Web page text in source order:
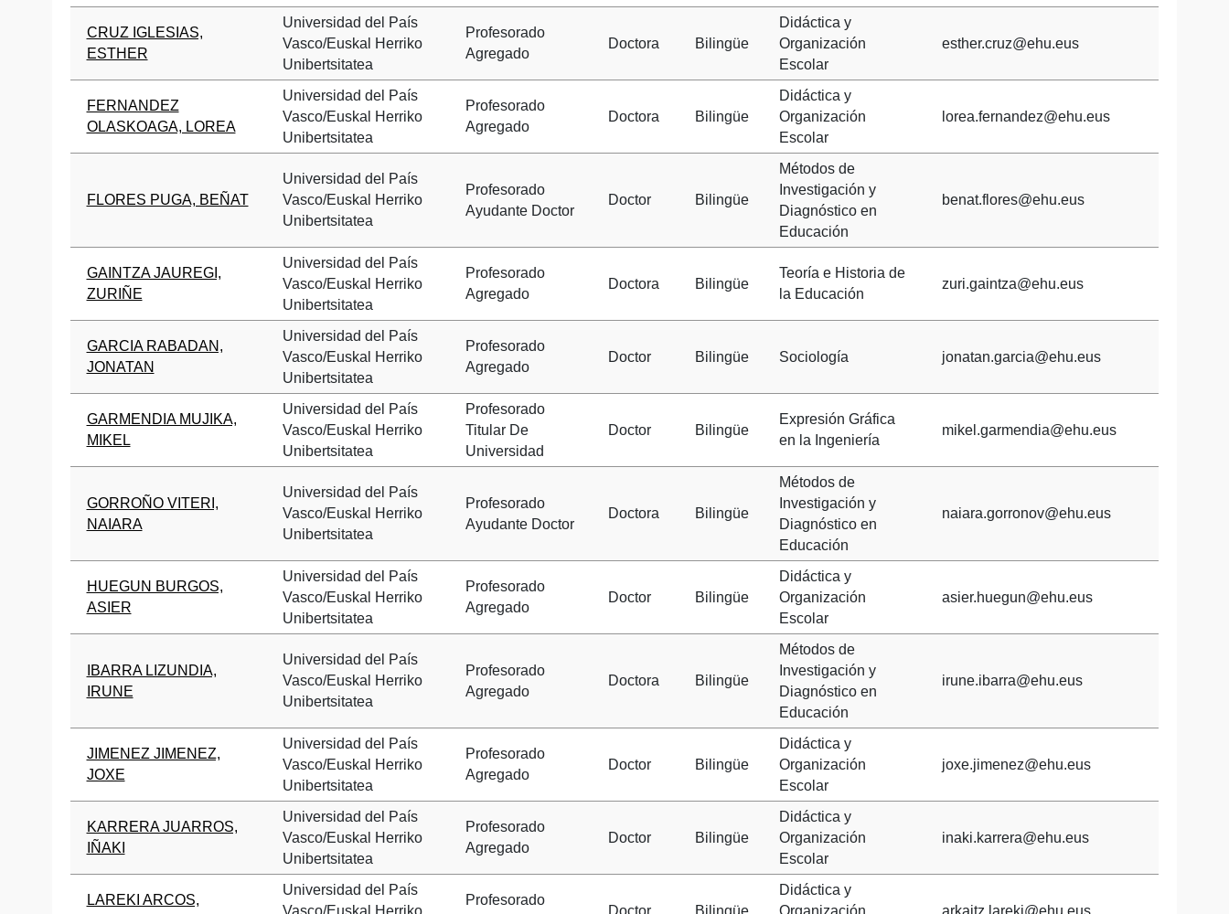
CRUZ IGLESIAS,
ESTHER
Universidad del País
Vasco/Euskal Herriko
Unibertsitatea
Profesorado
Agregado
Doctora Bilingüe
Didáctica y
Organización
Escolar
esther.cruz@ehu.eus
FERNANDEZ
OLASKOAGA, LOREA
Universidad del País
Vasco/Euskal Herriko
Unibertsitatea
Profesorado
Agregado
Doctora Bilingüe
Didáctica y
Organización
Escolar
lorea.fernandez@ehu.eus
FLORES PUGA, BEÑAT
Universidad del País
Vasco/Euskal Herriko
Unibertsitatea
Profesorado
Ayudante Doctor
Doctor Bilingüe
Métodos de
Investigación y
Diagnóstico en
Educación
benat.flores@ehu.eus
GAINTZA JAUREGI,
ZURIÑE
Universidad del País
Vasco/Euskal Herriko
Unibertsitatea
Profesorado
Agregado
Doctora Bilingüe
Teoría e Historia de
la Educación
zuri.gaintza@ehu.eus
GARCIA RABADAN,
JONATAN
Universidad del País
Vasco/Euskal Herriko
Unibertsitatea
Profesorado
Agregado
Doctor Bilingüe Sociología jonatan.garcia@ehu.eus
GARMENDIA MUJIKA,
MIKEL
Universidad del País
Vasco/Euskal Herriko
Unibertsitatea
Profesorado
Titular De
Universidad
Doctor Bilingüe
Expresión Gráfica
en la Ingeniería
mikel.garmendia@ehu.eus
GORROÑO VITERI,
NAIARA
Universidad del País
Vasco/Euskal Herriko
Unibertsitatea
Profesorado
Ayudante Doctor
Doctora Bilingüe
Métodos de
Investigación y
Diagnóstico en
Educación
naiara.gorronov@ehu.eus
HUEGUN BURGOS,
ASIER
Universidad del País
Vasco/Euskal Herriko
Unibertsitatea
Profesorado
Agregado
Doctor Bilingüe
Didáctica y
Organización
Escolar
asier.huegun@ehu.eus
IBARRA LIZUNDIA,
IRUNE
Universidad del País
Vasco/Euskal Herriko
Unibertsitatea
Profesorado
Agregado
Doctora Bilingüe
Métodos de
Investigación y
Diagnóstico en
Educación
irune.ibarra@ehu.eus
JIMENEZ JIMENEZ,
JOXE
Universidad del País
Vasco/Euskal Herriko
Unibertsitatea
Profesorado
Agregado
Doctor Bilingüe
Didáctica y
Organización
Escolar
joxe.jimenez@ehu.eus
KARRERA JUARROS,
IÑAKI
Universidad del País
Vasco/Euskal Herriko
Unibertsitatea
Profesorado
Agregado
Doctor Bilingüe
Didáctica y
Organización
Escolar
inaki.karrera@ehu.eus
LAREKI ARCOS,
Universidad del País
Vasco/Euskal Herriko
Profesorado
Doctor Bilingüe
Didáctica y
Organización
arkaitz.lareki@ehu.eus